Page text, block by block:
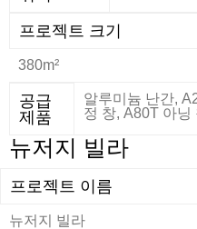
프로젝트 크기
380m²
공급
제품
알루미늄 난간,
정 창, A80T 아닝
뉴저지 빌라
프로젝트 이름
뉴저지 빌라